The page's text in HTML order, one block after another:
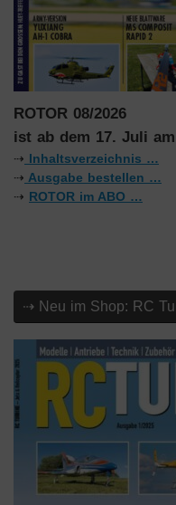
ROTOR 08/2026
ist ab dem 17. Juli
⇢ Inhaltsverzeichnis …
⇢ Ausgabe bestellen …
⇢ ROTOR im ABO …
⇢ Neu im Shop: RC